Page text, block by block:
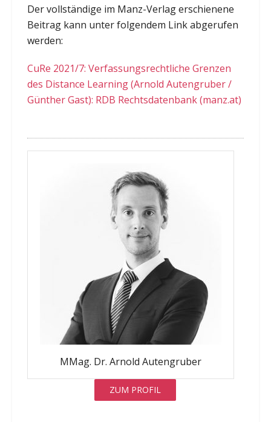
Der vollständige im Manz-Verlag erschienene
Beitrag kann unter folgendem Link abgerufen
werden:
CuRe 2021/7: Verfassungsrechtliche Grenzen
des Distance Learning (Arnold Autengruber /
Günther Gast): RDB Rechtsdatenbank (manz.at)
MMag. Dr. Arnold Autengruber
ZUM PROFIL